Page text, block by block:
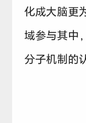
化成大脑更
域参与其中
分子机制的